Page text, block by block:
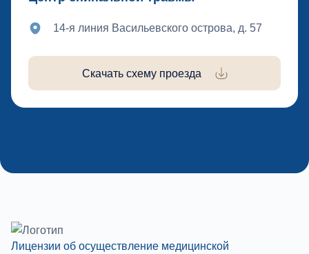
14-я линия Васильевского острова, д. 57
Скачать схему проезда
Лицензии об осуществление медицинской